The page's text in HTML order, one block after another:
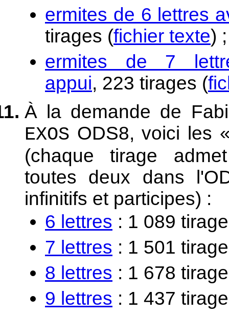
ermites de 6 lettres
tirages (fichier texte) ;
ermites de 7
appui, 223 tirages (
À la demande de
EXOS ODS8, voici les
(chaque tirage
toutes deux dans
infinitifs et participes) :
6 lettres : 1 089
7 lettres : 1 501
8 lettres : 1 678
9 lettres : 1 437